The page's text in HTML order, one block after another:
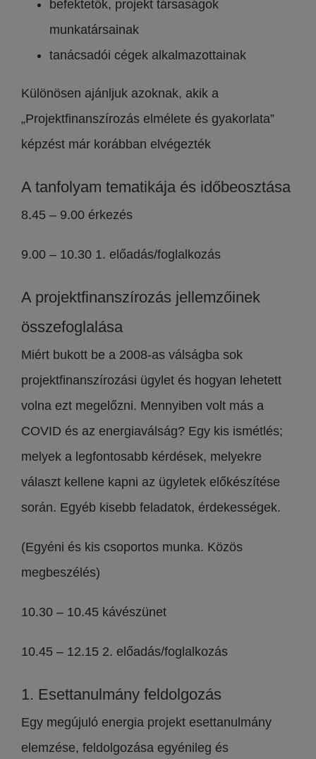
befektetők, projekt társaságok
munkatársainak
tanácsadói cégek alkalmazottainak
Különösen ajánljuk azoknak, akik a
„Projektfinanszírozás elmélete és gyakorlata”
képzést már korábban elvégezték
A tanfolyam tematikája és időbeosztása
8.45 – 9.00 érkezés
9.00 – 10.30 1. előadás/foglalkozás
A projektfinanszírozás jellemzőinek
összefoglalása
Miért bukott be a 2008-as válságba sok
projektfinanszírozási ügylet és hogyan lehetett
volna ezt megelőzni. Mennyiben volt más a
COVID és az energiaválság? Egy kis ismétlés;
melyek a legfontosabb kérdések, melyekre
választ kellene kapni az ügyletek előkészítése
során. Egyéb kisebb feladatok, érdekességek.
(Egyéni és kis csoportos munka. Közös
megbeszélés)
10.30 – 10.45 kávészünet
10.45 – 12.15 2. előadás/foglalkozás
1. Esettanulmány feldolgozás
Egy megújuló energia projekt esettanulmány
elemzése, feldolgozása egyénileg és